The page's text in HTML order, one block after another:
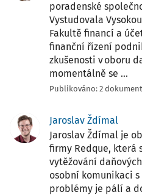
poradenské
Vystudovala
Fakultě financí a
finanční řízení
zkušenosti v oboru
momentálně se ...
Publikováno: 2
Jaroslav Ždímal
Jaroslav Ždímal je
firmy Redque, která
vytěžování
osobní komunikaci
problémy je pálí a